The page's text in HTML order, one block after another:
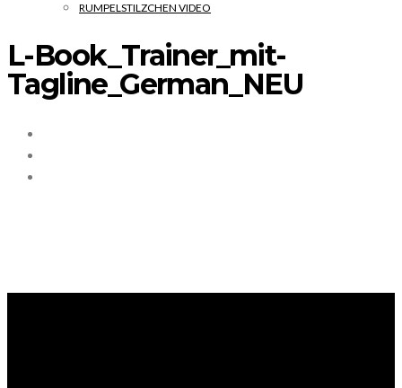
RUMPELSTILZCHEN VIDEO
L-Book_Trainer_mit-
Tagline_German_NEU